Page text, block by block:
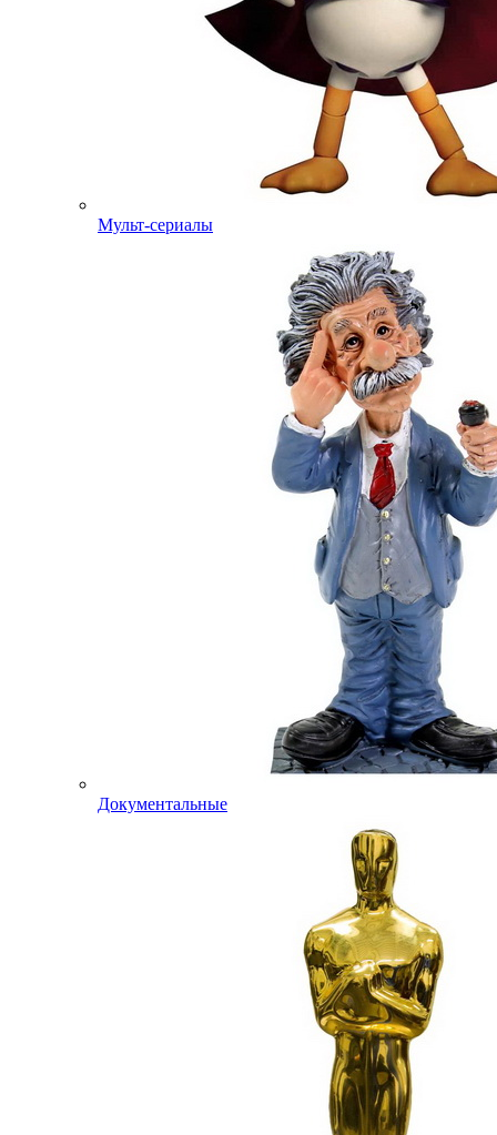
Мульт-сериалы
Документальные